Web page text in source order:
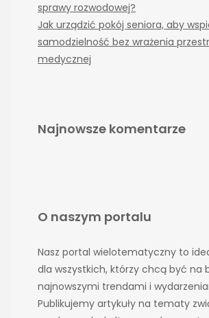
sprawy rozwodowej?
Jak urządzić pokój seniora, aby
samodzielność bez wrażenia
medycznej
Najnowsze komentarze
O naszym portalu
Nasz portal wielotematyczny to
dla wszystkich, którzy chcą być na
najnowszymi trendami i
Publikujemy artykuły na tematy